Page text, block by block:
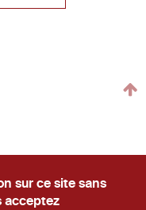
#Ask
sur ce site sans
acceptez